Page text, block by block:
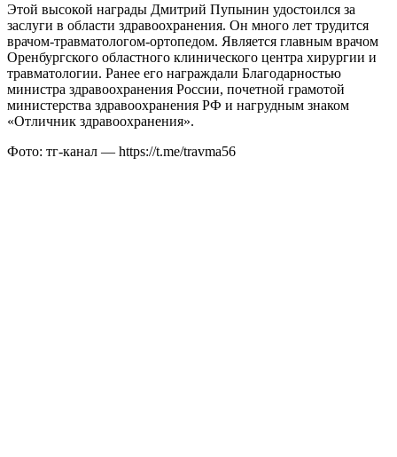
Этой высокой награды Дмитрий Пупынин удостоился за
заслуги в области здравоохранения. Он много лет трудится
врачом-травматологом-ортопедом. Является главным врачом
Оренбургского областного клинического центра хирургии и
травматологии. Ранее его награждали Благодарностью
министра здравоохранения России, почетной грамотой
министерства здравоохранения РФ и нагрудным знаком
«Отличник здравоохранения».
Фото: тг-канал — https://t.me/travma56